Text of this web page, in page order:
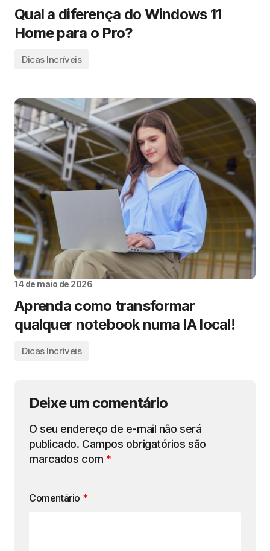
Qual a diferença do Windows 11
Home para o Pro?
Dicas Incríveis
14 de maio de 2026
Aprenda como transformar
qualquer notebook numa IA local!
Dicas Incríveis
Deixe um comentário
O seu endereço de e-mail não será
publicado. Campos obrigatórios são
marcados com *
Comentário *